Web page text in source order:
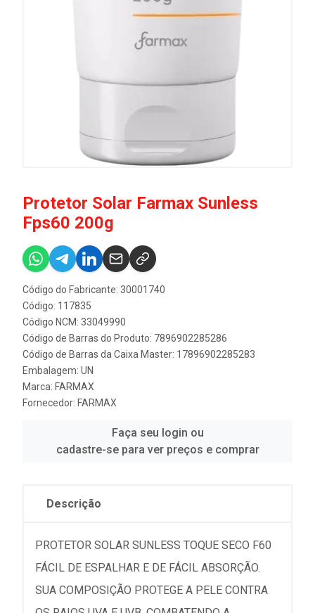
Protetor Solar Farmax Sunless
Fps60 200g
Código do Fabricante: 30001740
Código: 117835
Código NCM: 33049990
Código de Barras do Produto: 7896902285286
Código de Barras da Caixa Master: 17896902285283
Embalagem: UN
Marca: FARMAX
Fornecedor: FARMAX
Faça seu login ou
cadastre-se para ver preços e comprar
Descrição
PROTETOR SOLAR SUNLESS TOQUE SECO F60
FÁCIL DE ESPALHAR E DE FÁCIL ABSORÇÃO.
SUA COMPOSIÇÃO PROTEGE A PELE CONTRA